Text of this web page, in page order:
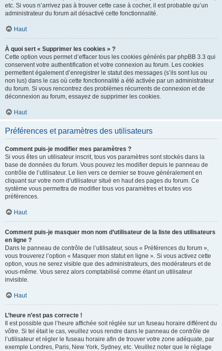
etc. Si vous n’arrivez pas à trouver cette case à cocher, il est probable qu’un
administrateur du forum ait désactivé cette fonctionnalité.
Haut
À quoi sert « Supprimer les cookies » ?
Cette option vous permet d’effacer tous les cookies générés par phpBB 3.3 qui
conservent votre authentification et votre connexion au forum. Les cookies
permettent également d’enregistrer le statut des messages (s’ils sont lus ou
non lus) dans le cas où cette fonctionnalité a été activée par un administrateur
du forum. Si vous rencontrez des problèmes récurrents de connexion et de
déconnexion au forum, essayez de supprimer les cookies.
Haut
Préférences et paramètres des utilisateurs
Comment puis-je modifier mes paramètres ?
Si vous êtes un utilisateur inscrit, tous vos paramètres sont stockés dans la
base de données du forum. Vous pouvez les modifier depuis le panneau de
contrôle de l’utilisateur. Le lien vers ce dernier se trouve généralement en
cliquant sur votre nom d’utilisateur situé en haut des pages du forum. Ce
système vous permettra de modifier tous vos paramètres et toutes vos
préférences.
Haut
Comment puis-je masquer mon nom d’utilisateur de la liste des utilisateurs
en ligne ?
Dans le panneau de contrôle de l’utilisateur, sous « Préférences du forum »,
vous trouverez l’option « Masquer mon statut en ligne ». Si vous activez cette
option, vous ne serez visible que des administrateurs, des modérateurs et de
vous-même. Vous serez alors comptabilisé comme étant un utilisateur
invisible.
Haut
L’heure n’est pas correcte !
Il est possible que l’heure affichée soit réglée sur un fuseau horaire différent du
vôtre. Si tel était le cas, veuillez vous rendre dans le panneau de contrôle de
l’utilisateur et régler le fuseau horaire afin de trouver votre zone adéquate, par
exemple Londres, Paris, New York, Sydney, etc. Veuillez noter que le réglage